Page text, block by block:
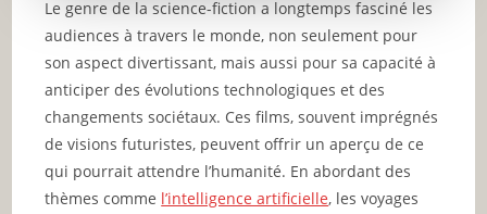
Le genre de la science-fiction a longtemps fasciné les
audiences à travers le monde, non seulement pour
son aspect divertissant, mais aussi pour sa capacité à
anticiper des évolutions technologiques et des
changements sociétaux. Ces films, souvent imprégnés
de visions futuristes, peuvent offrir un aperçu de ce
qui pourrait attendre l’humanité. En abordant des
thèmes comme l’intelligence artificielle, les voyages